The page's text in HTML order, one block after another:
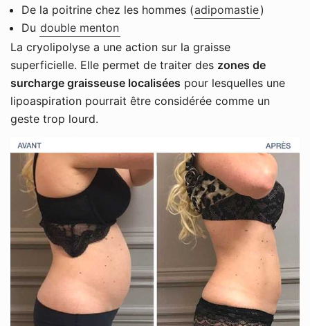
De la poitrine chez les hommes (adipomastie)
Du double menton
La cryolipolyse a une action sur la graisse
superficielle. Elle permet de traiter des zones de
surcharge graisseuse localisées pour lesquelles une
lipoaspiration pourrait être considérée comme un
geste trop lourd.